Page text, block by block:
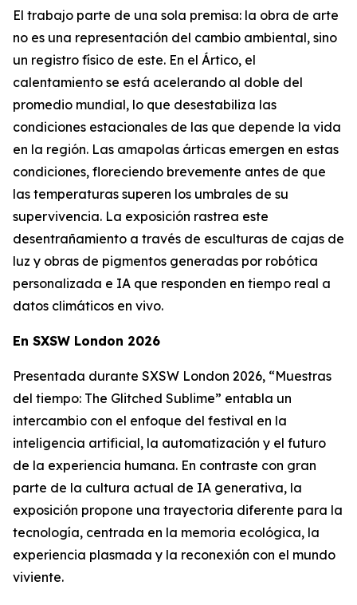
El trabajo parte de una sola premisa: la obra de arte
no es una representación del cambio ambiental, sino
un registro físico de este. En el Ártico, el
calentamiento se está acelerando al doble del
promedio mundial, lo que desestabiliza las
condiciones estacionales de las que depende la vida
en la región. Las amapolas árticas emergen en estas
condiciones, floreciendo brevemente antes de que
las temperaturas superen los umbrales de su
supervivencia. La exposición rastrea este
desentrañamiento a través de esculturas de cajas de
luz y obras de pigmentos generadas por robótica
personalizada e IA que responden en tiempo real a
datos climáticos en vivo.
En SXSW London 2026
Presentada durante SXSW London 2026, “Muestras
del tiempo: The Glitched Sublime” entabla un
intercambio con el enfoque del festival en la
inteligencia artificial, la automatización y el futuro
de la experiencia humana. En contraste con gran
parte de la cultura actual de IA generativa, la
exposición propone una trayectoria diferente para la
tecnología, centrada en la memoria ecológica, la
experiencia plasmada y la reconexión con el mundo
viviente.